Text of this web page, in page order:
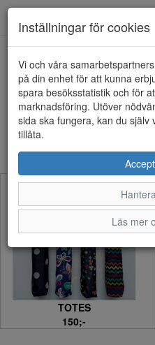
TOTES (2
Sortera efter:
TOTES
150;-
Inställningar för cookies
Vi och våra
på din enhet för att kunna
spara besöksstatistik och för
marknadsföring. Utöver
sida ska fungera, kan du själv
tillåta.
Läs mer